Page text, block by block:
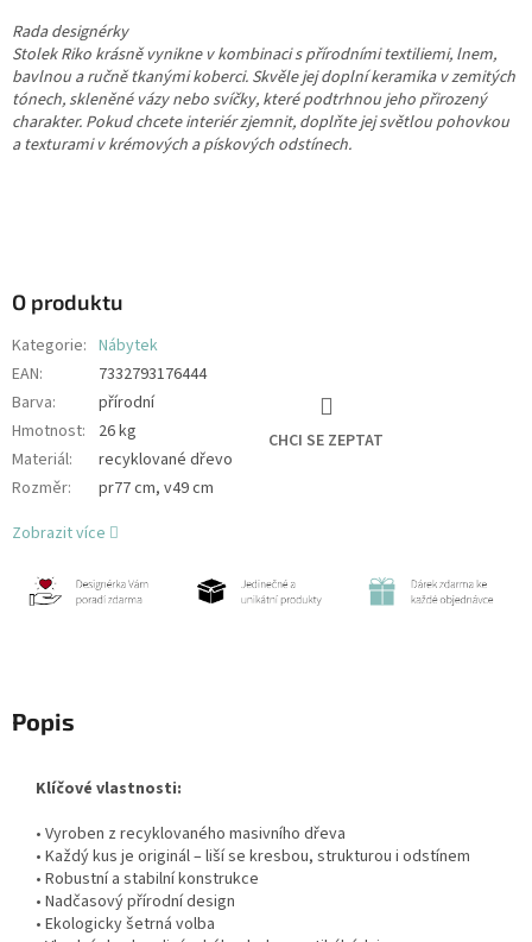
Rada designérky
Stolek Riko krásně vynikne v kombinaci s přírodními textiliemi, lnem,
bavlnou a ručně tkanými koberci. Skvěle jej doplní keramika v zemitých
tónech, skleněné vázy nebo svíčky, které podtrhnou jeho přirozený
charakter. Pokud chcete interiér zjemnit, doplňte jej světlou pohovkou
a texturami v krémových a pískových odstínech.
O produktu
Kategorie: Nábytek
EAN:
7332793176444
Barva:
přírodní
Hmotnost:
26 kg
Materiál:
recyklované dřevo
Rozměr: pr77 cm, v49 cm
CHCI SE ZEPTAT
Zobrazit více
Popis
Klíčové vlastnosti:
• Vyroben z recyklovaného masivního dřeva
• Každý kus je originál – liší se kresbou, strukturou i odstínem
• Robustní a stabilní konstrukce
• Nadčasový přírodní design
• Ekologicky šetrná volba